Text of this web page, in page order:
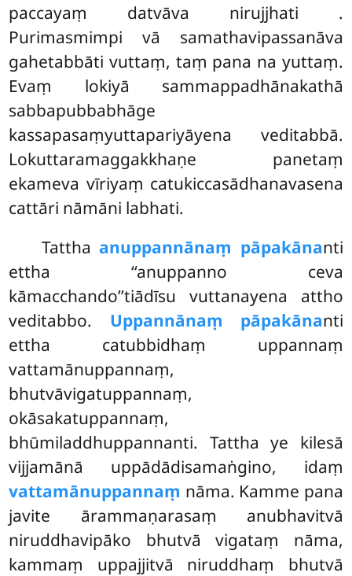
paccayaṃ datvāva nirujjhati .
Purimasmimpi vā samathavipassanāva
gahetabbāti vuttaṃ, taṃ pana na yuttaṃ.
Evaṃ lokiyā sammappadhānakathā
sabbapubbabhāge
kassapasaṃyuttapariyāyena veditabbā.
Lokuttaramaggakkhaṇe panetaṃ
ekameva vīriyaṃ catukiccasādhanavasena
cattāri nāmāni labhati.
Tattha anuppannānaṃ pāpakānanti
ettha ‘‘anuppanno ceva
kāmacchando’’tiādīsu vuttanayena attho
veditabbo. Uppannānaṃ pāpakānanti
ettha catubbidhaṃ uppannaṃ
vattamānuppannaṃ,
bhutvāvigatuppannaṃ,
okāsakatuppannaṃ,
bhūmiladdhuppannanti. Tattha ye kilesā
vijjamānā uppādādisamaṅgino, idaṃ
vattamānuppannaṃ nāma. Kamme pana
javite ārammaṇarasaṃ anubhavitvā
niruddhavipāko bhutvā vigataṃ nāma,
kammaṃ uppajjitvā niruddhaṃ bhutvā